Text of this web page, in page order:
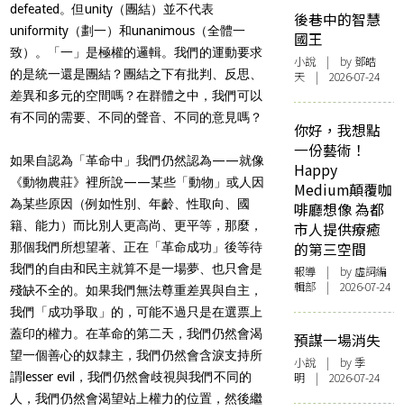
defeated。但unity（團結）並不代表
uniformity（劃一）和unanimous（全體一
致）。「一」是極權的邏輯。我們的運動要求
的是統一還是團結？團結之下有批判、反思、
差異和多元的空間嗎？在群體之中，我們可以
有不同的需要、不同的聲音、不同的意見嗎？
如果自認為「革命中」我們仍然認為——就像
《動物農莊》裡所說——某些「動物」或人因
為某些原因（例如性別、年齡、性取向、國
籍、能力）而比別人更高尚、更平等，那麼，
那個我們所想望著、正在「革命成功」後等待
我們的自由和民主就算不是一場夢、也只會是
殘缺不全的。如果我們無法尊重差異與自主，
我們「成功爭取」的，可能不過只是在選票上
蓋印的權力。在革命的第二天，我們仍然會渴
望一個善心的奴隸主，我們仍然會含淚支持所
謂lesser evil，我們仍然會歧視與我們不同的
人，我們仍然會渴望站上權力的位置，然後繼
後巷中的智慧
國王
小說 | by 鄧皓
天 | 2026-07-24
你好，我想點
一份藝術！
Happy
Medium顛覆咖
啡廳想像 為都
市人提供療癒
的第三空間
報導 | by 虛詞編
輯部 | 2026-07-24
預謀一場消失
小說 | by 季
明 | 2026-07-24